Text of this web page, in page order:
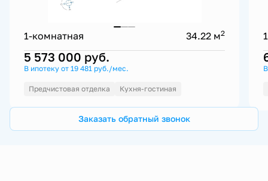
1-комнатная 34.22 м2
5 573 000 руб.
В ипотеку от 19 481 руб./мес.
Предчистовая отделка Кухня-гостиная
Заказать обратный звонок